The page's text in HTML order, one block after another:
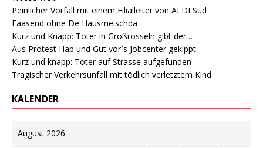
Peinlicher Vorfall mit einem Filialleiter von ALDI Süd
Faasend ohne De Hausmeischda
Kurz und Knapp: Toter in Großrosseln gibt der…
Aus Protest Hab und Gut vor`s Jobcenter gekippt.
Kurz und knapp: Toter auf Strasse aufgefunden
Tragischer Verkehrsunfall mit tödlich verletztem Kind
KALENDER
August 2026